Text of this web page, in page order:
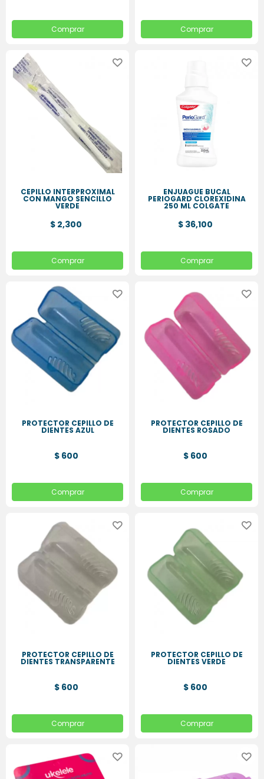
Comprar Comprar
CEPILLO INTERPROXIMAL
CON MANGO SENCILLO
VERDE
$ 2,300
Comprar
ENJUAGUE BUCAL
PERIOGARD CLOREXIDINA
250 ML COLGATE
$ 36,100
Comprar
PROTECTOR CEPILLO DE
DIENTES AZUL
$ 600
Comprar
PROTECTOR CEPILLO DE
DIENTES ROSADO
$ 600
Comprar
PROTECTOR CEPILLO DE
DIENTES TRANSPARENTE
$ 600
Comprar
PROTECTOR CEPILLO DE
DIENTES VERDE
$ 600
Comprar